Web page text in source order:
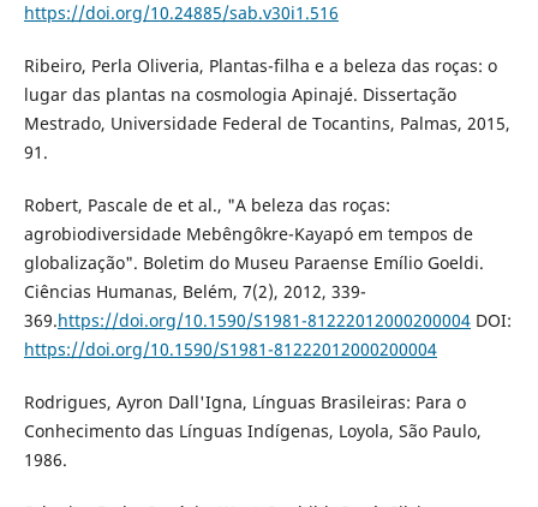
https://doi.org/10.24885/sab.v30i1.516
Ribeiro, Perla Oliveria, Plantas-filha e a beleza das roças: o
lugar das plantas na cosmologia Apinajé. Dissertação
Mestrado, Universidade Federal de Tocantins, Palmas, 2015,
91.
Robert, Pascale de et al., "A beleza das roças:
agrobiodiversidade Mebêngôkre-Kayapó em tempos de
globalização". Boletim do Museu Paraense Emílio Goeldi.
Ciências Humanas, Belém, 7(2), 2012, 339-
369.https://doi.org/10.1590/S1981-81222012000200004DOI:
https://doi.org/10.1590/S1981-81222012000200004
Rodrigues, Ayron Dall'Igna, Línguas Brasileiras: Para o
Conhecimento das Línguas Indígenas, Loyola, São Paulo,
1986.